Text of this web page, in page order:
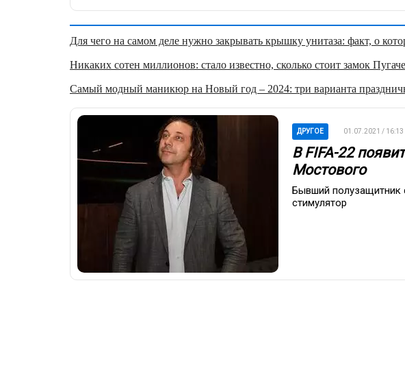
Для чего на самом деле нужно закрывать крышку унитаза: факт, о
Никаких сотен миллионов: стало известно, сколько стоит замок
Самый модный маникюр на Новый год – 2024: три варианта
ДРУГОЕ 01.07.2021 / 16:13
В FIFA-22
Мостового
Бывший полузащитник
стимулятор